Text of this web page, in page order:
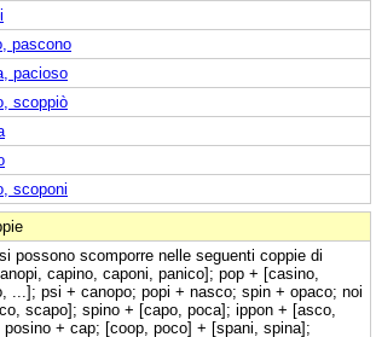
pascono
pacioso
scoppiò
scoponi
si possono scomporre nelle seguenti coppie di
capino, caponi, panico]; pop + [casino,
...]; psi + canopo; popi + nasco; spin + opaco; noi
scapo]; spino + [capo, poca]; ippon + [asco,
+ cap; [coop, poco] + [spani, spina];